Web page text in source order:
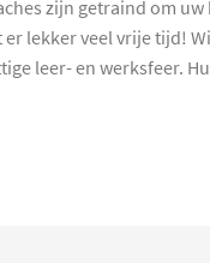
zijn getraind om
lekker veel vrije tijd!
leer- en werksfeer.